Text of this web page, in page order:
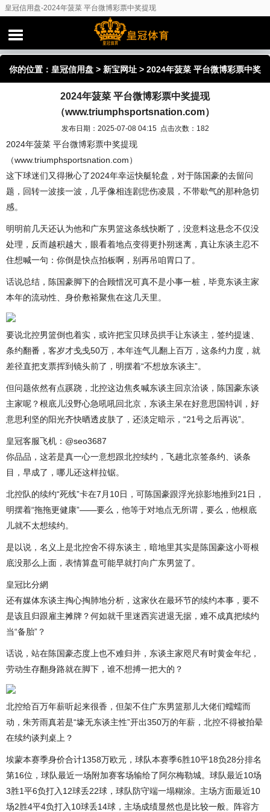
皇冠信用盘-2024年菠菜 平台微博彩票中奖提现
（www.triumphsportsnation.com）
你的位置： 皇冠信用盘 > 新宝网址 > 2024年菠菜 平台微博彩票中奖
提现（www.triumphsportsnation.com）
2024年菠菜 平台微博彩票中奖提现
（www.triumphsportsnation.com）
发布日期：2025-07-08 04:15 点击次数：182
2024年菠菜 平台微博彩票中奖提现
（www.triumphsportsnation.com）
这下球迷们又得揪心了2024年幸运快艇轮盘，对于陈国豪的去留问
题，回转一波接一波，几乎像相连剧悲伤凌晨，不带歇气的那种急切
感。
明明前几天还认为他和广东男篮这条线快断了，没意料这悬念不仅没
处理，反而越积越大，眼看着地点变得更扑朔迷离，真让东谈主忍不
住想喊一句：你倒是快点拍板啊，别再吊咱胃口了。
话说总结，陈国豪脚下的合顾惜况可真不是小事一桩，毕竟东谈主家
本年的流动性、身价敷裕聚焦在这几天里。
要说北控男篮倒也着实，或许把宝贝球员拱手让东谈主，签约提速、
条约翻番，客岁才戋戋50万，本年连气儿翻上百万，这条约力度，就
差径直把支票挥到镜头前了，明摆着“不想放东谈主”。
但问题依然有点蹊跷，北控这边焦炙喊东谈主回京洽谈，陈国豪东谈
主家呢？根底儿没野心急吼吼回北京，东谈主呆在好意思国特训，好
意思利坚的阳光齐快晒透皮肤了，还淡定暗示，“21号之后再说”。
皇冠客服飞机：@seo3687
你品品，这若是真一心一意想跟北控续约，飞趟北京签条约、谈条
目，早成了，哪儿还这样拉锯。
北控队的续约“死线”卡在7月10日，可陈国豪跟浮光掠影地推到21日，
明摆着“拖拖更健康”——要么，他等于对地点无所谓，要么，他根底
儿就不太想续约。
是以说，名义上是北控舍不得东谈主，暗地里其实是陈国豪这小哥根
底没那么上面，表情算盘可能早就打向广东男篮了。
皇冠比分網
还有媒体东谈主掏心掏肺地分析，这家伙在最环节的续约本事，要不
是该且归跟雇主摊牌？何如就千里迷西宾进退无据，难不成真把续约
当“备胎”？
话说，站在陈国豪态度上也不难归并，东谈主家咫尺有时黄金年纪，
劳动生存翻身路就在脚下，谁不想搏一把大的？
北控给百万年薪听起来很香，但架不住广东男篮那儿大佬们蠕蠕而
动，朱芳雨真若是“壕无东谈主性”开出350万的年薪，北控不得被拍晕
在续约谈判桌上？
埃蒙本赛季身价合计1358万欧元，球队本赛季6胜10平18负28分排名
第16位，球队最近一场附加赛客场输给了阿尔梅勒城。球队最近10场
3胜1平6负打入12球丢22球，球队防守端一塌糊涂。主场方面最近10
场2胜4平4负打入10球丢14球，主场成绩显然也是比较一般。阵容方